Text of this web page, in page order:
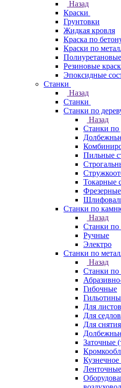
Назад
Краски
Грунтовки
Жидкая кровля
Краска по
Краски по
Резиновые
Эпоксидные
Станки
Назад
Станки
Станки по
Назад
Станки по
Пильные
Токарные
Фрезерные
Станки по
Назад
Станки
Ручные
Электро
Станки по
Назад
Станки по
Гибочные
Для
Для
Для
Заточные
Кузнечное